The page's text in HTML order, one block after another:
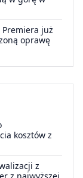
już
oprawę
kosztów z
z